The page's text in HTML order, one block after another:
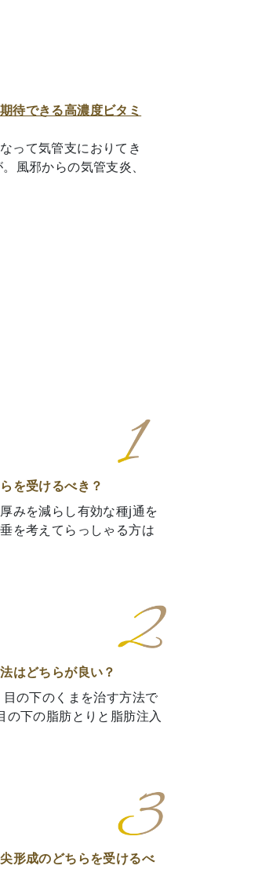
待できる高濃度ビタミ
って気管支におりてき
風邪からの気管支炎、
を受けるべき？
みを減らし有効な種j通を
を考えてらっしゃる方は
はどちらが良い？
の下のくまを治す方法で
下の脂肪とりと脂肪注入
形成のどちらを受けるべ